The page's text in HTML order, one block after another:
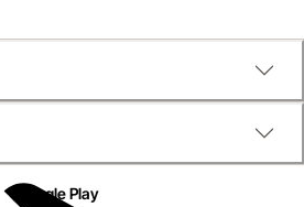
Google Play